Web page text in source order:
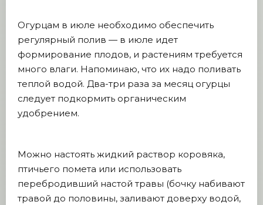
Огурцам в июле необходимо обеспечить
регулярный полив — в июле идет
формирование плодов, и растениям требуется
много влаги. Напоминаю, что их надо поливать
теплой водой. Два-три раза за месяц огурцы
следует подкормить органическим
удобрением.
Можно настоять жидкий раствор коровяка,
птичьего помета или использовать
перебродивший настой травы (бочку набивают
травой до половины, заливают доверху водой,